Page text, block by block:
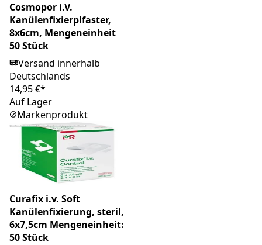
Cosmopor i.V.
Kanülenfixierplfaster,
8x6cm, Mengeneinheit
50 Stück
Versand innerhalb
Deutschlands
14,95 €*
Auf Lager
Markenprodukt
Curafix i.v. Soft
Kanülenfixierung, steril,
6x7,5cm Mengeneinheit:
50 Stück